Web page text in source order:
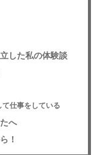
した私の体験談
て仕事をしている
へ
！